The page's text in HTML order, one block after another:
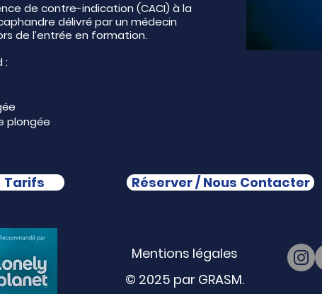
de contre-indication (CACI) à la
délivré par un médecin
de l’entrée en formation.
:
plongée
Tarifs Réserver / Nous Contacter
Mentions légales
© 2025 par GRASM.